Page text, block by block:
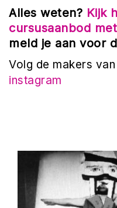
Alles weten? Kijk
cursusaanbod
meld je aan voor
Volg de makers
instagram